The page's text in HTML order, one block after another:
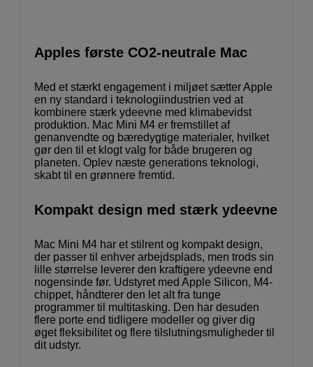
Apples første CO2-neutrale Mac
Med et stærkt engagement i miljøet sætter Apple
en ny standard i teknologiindustrien ved at
kombinere stærk ydeevne med klimabevidst
produktion. Mac Mini M4 er fremstillet af
genanvendte og bæredygtige materialer, hvilket
gør den til et klogt valg for både brugeren og
planeten. Oplev næste generations teknologi,
skabt til en grønnere fremtid.
Kompakt design med stærk ydeevne
Mac Mini M4 har et stilrent og kompakt design,
der passer til enhver arbejdsplads, men trods sin
lille størrelse leverer den kraftigere ydeevne end
nogensinde før. Udstyret med Apple Silicon, M4-
chippet, håndterer den let alt fra tunge
programmer til multitasking. Den har desuden
flere porte end tidligere modeller og giver dig
øget fleksibilitet og flere tilslutningsmuligheder til
dit udstyr.